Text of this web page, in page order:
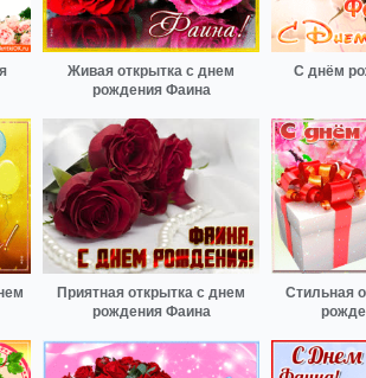
Живая открытка с днем
рождения Фаина
С днём
Приятная открытка с днем
рождения Фаина
Стильная